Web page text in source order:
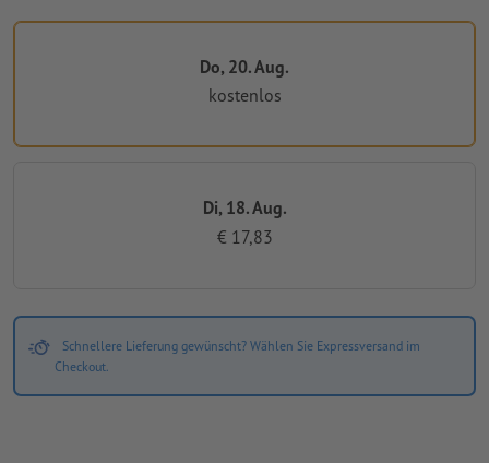
Do, 20. Aug.
kostenlos
Di, 18. Aug.
€ 17,83
Schnellere Lieferung gewünscht? Wählen Sie Expressversand im
Checkout.